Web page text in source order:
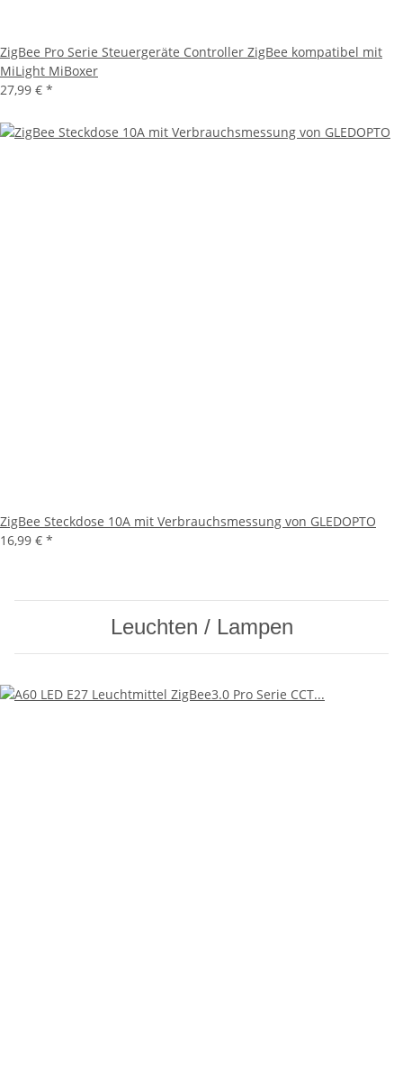
ZigBee Pro Serie Steuergeräte Controller ZigBee kompatibel mit
MiLight MiBoxer
27,99 € *
ZigBee Steckdose 10A mit Verbrauchsmessung von GLEDOPTO
16,99 € *
Leuchten / Lampen